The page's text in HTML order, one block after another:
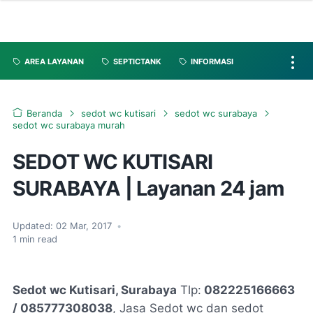
AREA LAYANAN SEPTICTANK INFORMASI
Beranda sedot wc kutisari
sedot wc surabaya
sedot wc surabaya murah
SEDOT WC KUTISARI
SURABAYA | Layanan 24 jam
Updated: 02 Mar, 2017 •
1 min read
Sedot wc Kutisari, Surabaya Tlp: 082225166663
/ 085777308038, Jasa Sedot wc dan sedot